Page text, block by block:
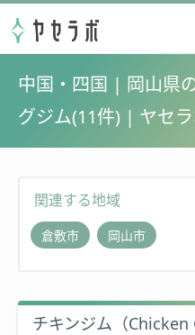
中国・四国 | 岡山県
グジム(11件) | ヤセ
関連する地域
倉敷市 岡山市
チキンジム（